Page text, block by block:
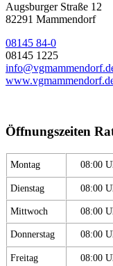
Augsburger Straße 12
82291 Mammendorf
08145 84-0
08145 1225
Öffnungszeiten
Montag 08:00
Dienstag 08:00
Mittwoch 08:00
Donnerstag 08:00
Freitag 08:00